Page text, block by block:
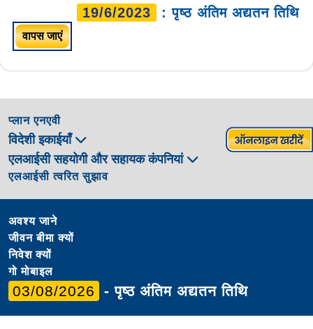
19/6/2023 : पृष्ठ अंतिम अद्यतन तिथि
वापस जाएं
प्लान एनएवी
विदेशी इकाईयाँ
एलआईसी सहयोगी और सहायक कंपनियां
एलआईसी त्वरित सुझाव
अवश्य जाने
जीवन बीमा क्यों
निवेश क्यों
गो मोबाइल
03/08/2026 - पृष्ठ अंतिम अद्यतन तिथि